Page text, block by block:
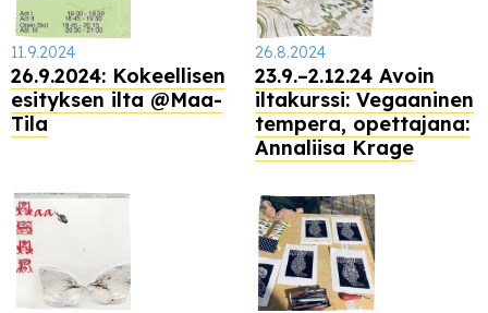
11.9.2024
26.9.2024: Kokeellisen
esityksen ilta @Maa-
Tila
26.8.2024
23.9.–2.12.24 Avoin
iltakurssi: Vegaaninen
tempera, opettajana:
Annaliisa Krage